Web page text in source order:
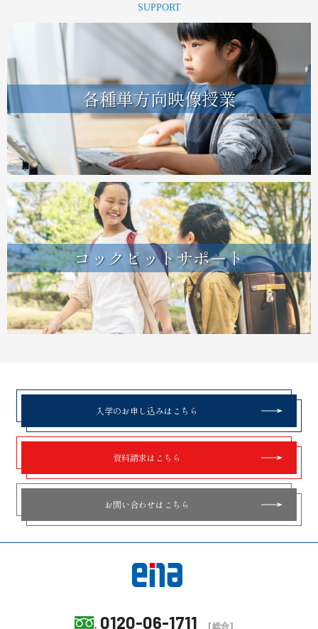
SUPPORT
各種単方向映像授業
コックピットサポート
入学のお申し込みはこちら
資料請求はこちら
お問い合わせはこちら
0120-06-1711 [総合]